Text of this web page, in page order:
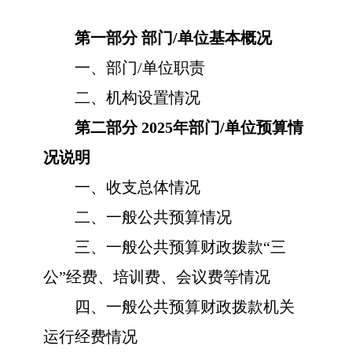
第一部分 部门/单位基本概况
一、部门/单位职责
二、机构设置情况
第二部分 2025年部门/单位预算情
况说明
一、收支总体情况
二、一般公共预算情况
三、一般公共预算财政拨款“三
公”经费、培训费、会议费等情况
四、一般公共预算财政拨款机关
运行经费情况